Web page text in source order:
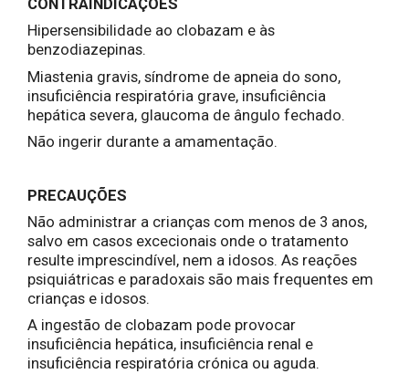
CONTRAINDICAÇÕES
Hipersensibilidade ao clobazam e às
benzodiazepinas.
Miastenia gravis, síndrome de apneia do sono,
insuficiência respiratória grave, insuficiência
hepática severa, glaucoma de ângulo fechado.
Não ingerir durante a amamentação.
PRECAUÇÕES
Não administrar a crianças com menos de 3 anos,
salvo em casos excecionais onde o tratamento
resulte imprescindível, nem a idosos. As reações
psiquiátricas e paradoxais são mais frequentes em
crianças e idosos.
A ingestão de clobazam pode provocar
insuficiência hepática, insuficiência renal e
insuficiência respiratória crónica ou aguda.